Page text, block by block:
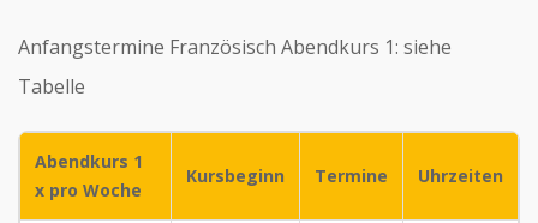
Anfangstermine Französisch Abendkurs 1: siehe
Tabelle
Abendkurs 1
x pro Woche
Kursbeginn Termine Uhrzeiten